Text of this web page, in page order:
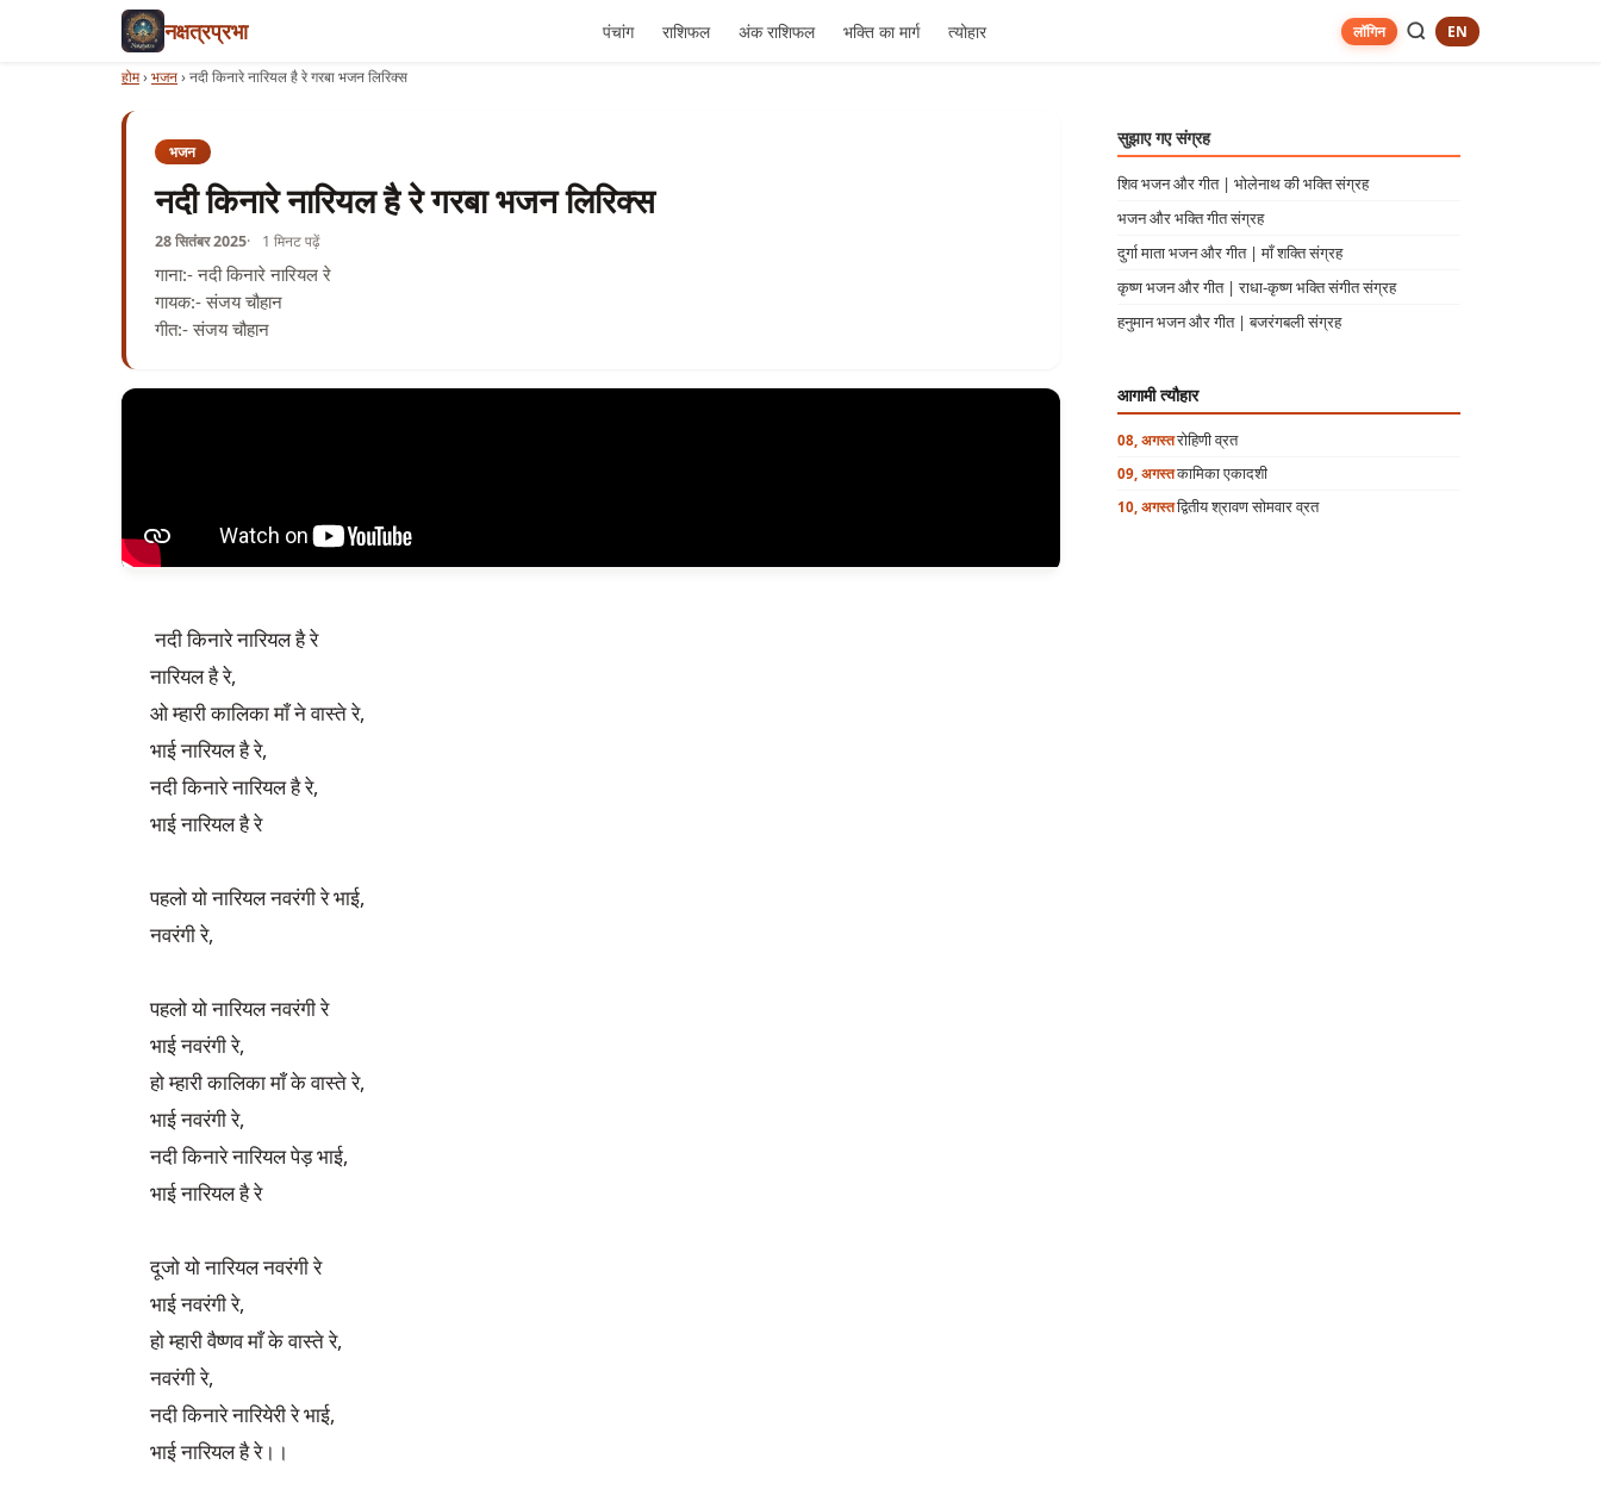
नक्षत्रप्रभा पंचांग राशिफल अंक राशिफल भक्ति का मार्ग त्योहार लॉगिन EN
होम›भजन›नदी किनारे नारियल है रे गरबा भजन लिरिक्स
भजन
नदी किनारे नारियल है रे गरबा भजन लिरिक्स
28 सितंबर 2025 1 मिनट पढ़ें
गाना:- नदी किनारे नारियल रे
गायक:- संजय चौहान
गीत:- संजय चौहान
नदी किनारे नारियल है रे
नारियल है रे,
ओ म्हारी कालिका माँ ने वास्ते रे,
भाई नारियल है रे,
नदी किनारे नारियल है रे,
भाई नारियल है रे
पहलो यो नारियल नवरंगी रे भाई,
नवरंगी रे,
पहलो यो नारियल नवरंगी रे
भाई नवरंगी रे,
हो म्हारी कालिका माँ के वास्ते रे,
भाई नवरंगी रे,
नदी किनारे नारियल पेड़ भाई,
भाई नारियल है रे
दूजो यो नारियल नवरंगी रे
भाई नवरंगी रे,
हो म्हारी वैष्णव माँ के वास्ते रे,
नवरंगी रे,
नदी किनारे नारियेरी रे भाई,
भाई नारियल है रे।।
सुझाए गए संग्रह
शिव भजन और गीत | भोलेनाथ की भक्ति संग्रह
भजन और भक्ति गीत संग्रह
दुर्गा माता भजन और गीत | माँ शक्ति संग्रह
कृष्ण भजन और गीत | राधा-कृष्ण भक्ति संगीत संग्रह
हनुमान भजन और गीत | बजरंगबली संग्रह
आगामी त्यौहार
08, अगस्तरोहिणी व्रत
09, अगस्तकामिका एकादशी
10, अगस्तद्वितीय श्रावण सोमवार व्रत